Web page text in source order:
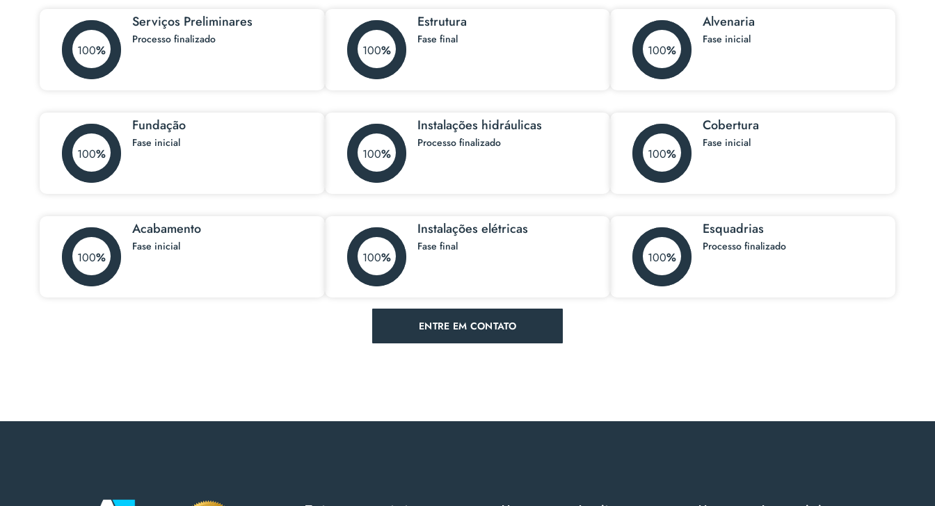
100
Serviços Preliminares
Processo finalizado
100
Estrutura
Fase final
100
Alvenaria
Fase inicial
100
Fundação
Fase inicial
100
Instalações hidráulicas
Processo finalizado
100
Cobertura
Fase inicial
100
Acabamento
Fase inicial
100
Instalações elétricas
Fase final
100
Esquadrias
Processo finalizado
ENTRE EM CONTATO